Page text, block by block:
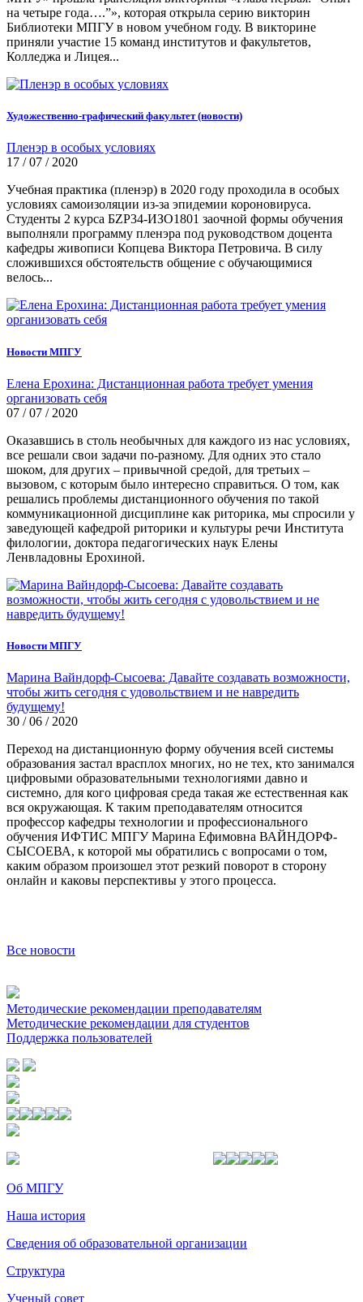
на четыре года….”», которая открыла серию викторин
Библиотеки МПГУ в новом учебном году. В викторине
приняли участие 15 команд институтов и факультетов,
Колледжа и Лицея...
Художественно-графический факультет (новости)
Пленэр в особых условиях
17 / 07 / 2020
Учебная практика (пленэр) в 2020 году проходила в особых
условиях самоизоляции из-за эпидемии короновируса.
Студенты 2 курса БZР34-ИЗО1801 заочной формы обучения
выполняли программу пленэра под руководством доцента
кафедры живописи Копцева Виктора Петровича. В силу
сложившихся обстоятельств общение с обучающимися
велось...
Новости МПГУ
Елена Ерохина: Дистанционная работа требует умения
организовать себя
07 / 07 / 2020
Оказавшись в столь необычных для каждого из нас условиях,
все решали свои задачи по-разному. Для одних это стало
шоком, для других – привычной средой, для третьих –
вызовом, с которым было интересно справиться. О том, как
решались проблемы дистанционного обучения по такой
коммуникационной дисциплине как риторика, мы спросили у
заведующей кафедрой риторики и культуры речи Института
филологии, доктора педагогических наук Елены
Ленвладовны Ерохиной.
Новости МПГУ
Марина Вайндорф-Сысоева: Давайте создавать возможности,
чтобы жить сегодня с удовольствием и не навредить
будущему!
30 / 06 / 2020
Переход на дистанционную форму обучения всей системы
образования застал врасплох многих, но не тех, кто занимался
цифровыми образовательными технологиями давно и
системно, для кого цифровая среда такая же естественная как
вся окружающая. К таким преподавателям относится
профессор кафедры технологии и профессионального
обучения ИФТИС МПГУ Марина Ефимовна ВАЙНДОРФ-
СЫСОЕВА, к которой мы обратились с вопросами о том,
каким образом произошел этот резкий поворот в сторону
онлайн и каковы перспективы у этого процесса.
Все новости
Методические рекомендации преподавателям
Методические рекомендации для студентов
Поддержка пользователей
Об МПГУ
Наша история
Сведения об образовательной организации
Структура
Ученый совет